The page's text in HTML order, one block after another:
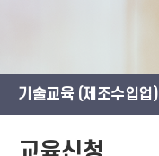
기술교육 (제조수입업)